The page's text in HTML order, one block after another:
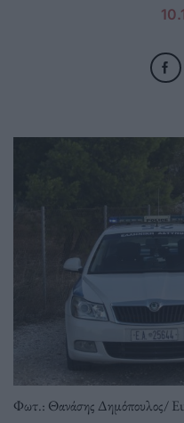
Φωτ.: Θανάσης Δημόπουλος/